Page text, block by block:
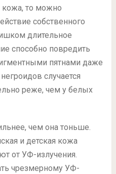
кожа, то можно
собственного
длительное
способно повредить
пятнами даже
случается
реже, чем у белых
чем она тоньше.
и детская кожа
от УФ-излучения.
чрезмерному УФ-